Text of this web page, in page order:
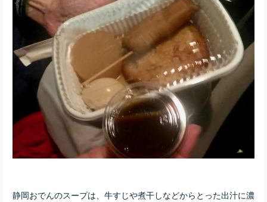
静岡おでんのスープは、牛すじや煮干しなどからとった出汁に濃